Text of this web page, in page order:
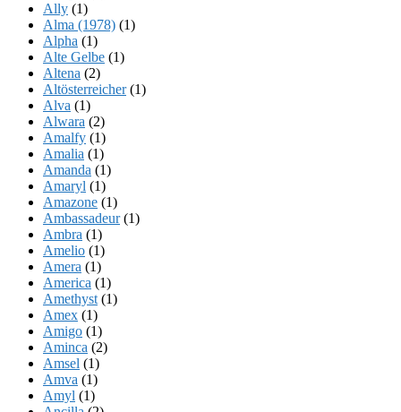
Ally (1)
Alma (1978) (1)
Alpha (1)
Alte Gelbe (1)
Altena (2)
Altösterreicher(1)
Alva (1)
Alwara (2)
Amalfy (1)
Amalia (1)
Amanda (1)
Amaryl (1)
Amazone (1)
Ambassadeur(1)
Ambra (1)
Amelio (1)
Amera (1)
America (1)
Amethyst (1)
Amex (1)
Amigo (1)
Aminca (2)
Amsel (1)
Amva (1)
Amyl (1)